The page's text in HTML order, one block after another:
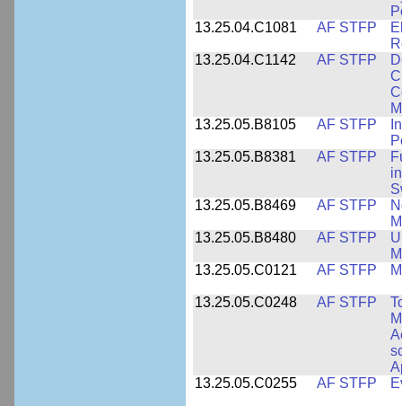
13.25.04.C1081
AF STFP
13.25.04.C1142
AF STFP
13.25.05.B8105
AF STFP
13.25.05.B8381
AF STFP
13.25.05.B8469
AF STFP
13.25.05.B8480
AF STFP
13.25.05.C0121
AF STFP
13.25.05.C0248 AF STFP
13.25.05.C0255
AF STFP